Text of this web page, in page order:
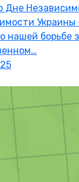
Дне
нашей борьбе